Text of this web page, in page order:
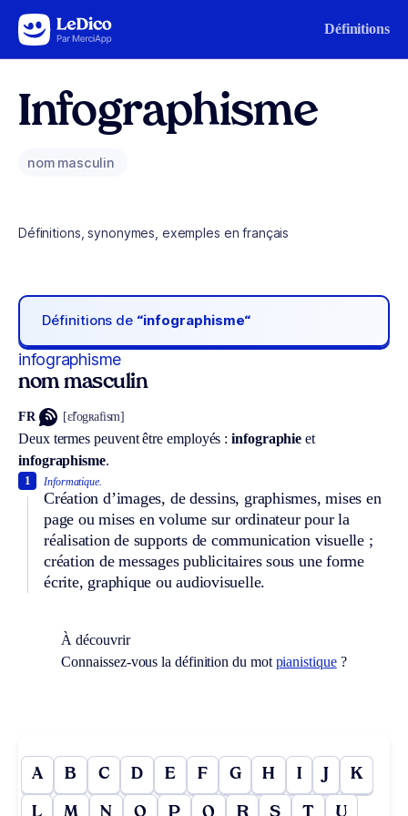
Aller au contenu Définitions
Infographisme
nom masculin
Définitions, synonymes, exemples en français
Définitions de “infographisme“
infographisme
nom masculin
FR [ɛ̃fogʀafism]
Deux termes peuvent être employés :infographie et
infographisme.
Informatique.
Création d’images, de dessins, graphismes, mises en
page ou mises en volume sur ordinateur pour la
réalisation de supports de communication visuelle ;
création de messages publicitaires sous une forme
écrite, graphique ou audiovisuelle.
1
À découvrir
Connaissez-vous la définition du mot pianistique?
A B C D E F G H I J K